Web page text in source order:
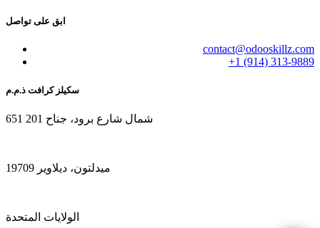
ابق على تواصل
contact@odooskillz.com
+1 (914) 313-9889
سكيلز كرافت ذ.م.م
651 شمال شارع برود، جناح 201
ميدلتون، ديلاوير 19709
الولايات المتحدة